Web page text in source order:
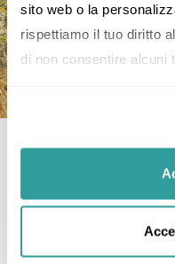
sito web o la
rispettiamo il tuo diritto
di non consentire alcuni
Scopri il mare,